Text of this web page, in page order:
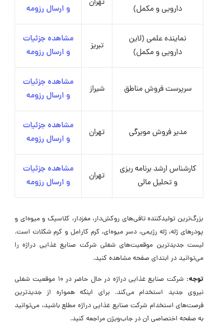
دارویی و مکمل)
و ارسال رزومه
نماینده علمی (لاین
دارویی و مکمل)
تبریز
مشاهده جزئیات
و ارسال رزومه
سرپرست فروش مناطق شیراز
مشاهده جزئیات
و ارسال رزومه
مدیر فروش مویرگی تهران
مشاهده جزئیات
و ارسال رزومه
کارشناس ارشد برنامه ریزی
و تحلیل مالی
تهران
مشاهده جزئیات
و ارسال رزومه
بزرگ‌ترین تولیدکننده تافی‌های روکش‌دار، مغزدار، کلاسیک و میوه‌ای و
پودرهای ژله، ژله رژیمی، دسر میوه‌ای، کرم کارامل و کرم شکلات است.
لیست جدیدترین موقعیت‌های شغلی شرکت صنایع غذایی دراژه را
می‌توانید در ابتدای صفحه مشاهده کنید.
توجه:
شرکت صنایع غذایی دراژه در حال حاضر در ۱۰ موقعیت شغلی
نیروی جدید استخدام می‌کند. برای اینکه همواره از جدیدترین
فرصت‌های استخدام شرکت صنایع غذایی دراژه مطلع باشید، می‌توانید
به صفحه اختصاصی آن در جاب‌ویژن مراجعه کنید.